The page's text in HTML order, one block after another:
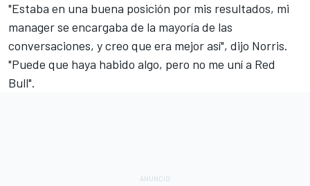
"Estaba en una buena posición por mis resultados, mi
manager se encargaba de la mayoría de las
conversaciones, y creo que era mejor así", dijo Norris.
"Puede que haya habido algo, pero no me uní a Red
Bull".